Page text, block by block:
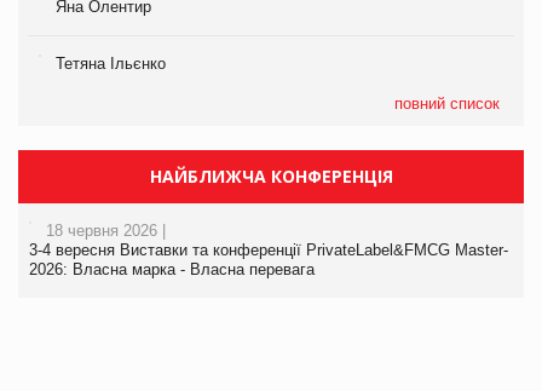
Яна Олентир
Тетяна Ільєнко
повний список
НАЙБЛИЖЧА КОНФЕРЕНЦІЯ
18 червня 2026 |
3-4 вересня Виставки та конференції PrivateLabel&FMCG Master-
2026: Власна марка - Власна перевага